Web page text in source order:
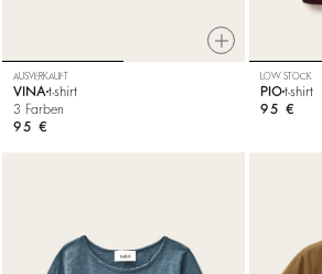
AUSVERKAUFT
VINA t-shirt
3 Farben
95 €
LOW STOCK
PIOt-shirt
95 €